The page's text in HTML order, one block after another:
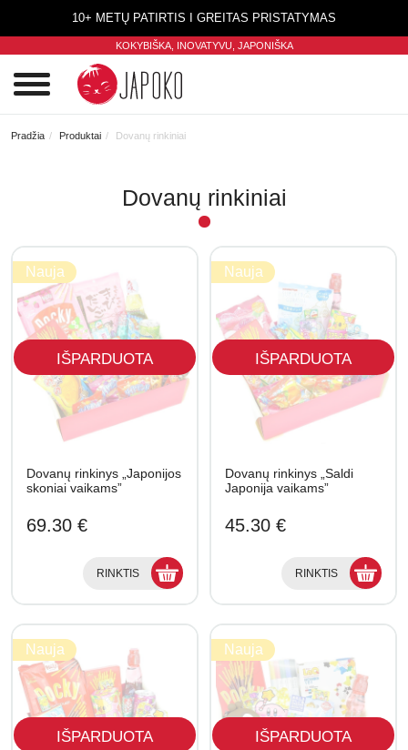
10+ METŲ PATIRTIS I GREITAS PRISTATYMAS
KOKYBIŠKA, INOVATYVU, JAPONIŠKA
Pradžia Produktai Dovanų rinkiniai
Dovanų rinkiniai
Nauja
IŠPARDUOTA
Dovanų rinkinys „Japonijos
skoniai vaikams”
69.30 €
RINKTIS
Nauja
IŠPARDUOTA
Dovanų rinkinys „Saldi
Japonija vaikams”
45.30 €
RINKTIS
Nauja
IŠPARDUOTA
Nauja
IŠPARDUOTA